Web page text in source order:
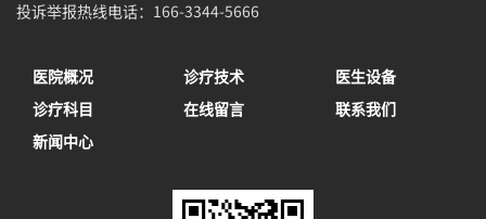
投诉举报热线电话：166-3344-5666
医院概况 诊疗技术
医生设备
诊疗科目
在线留言
联系我们
新闻中心